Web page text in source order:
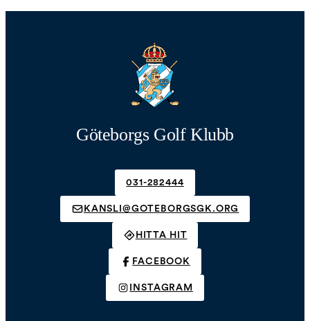
Göteborgs Golf Klubb
031-282444
KANSLI@GOTEBORGSGK.ORG
HITTA HIT
FACEBOOK
INSTAGRAM